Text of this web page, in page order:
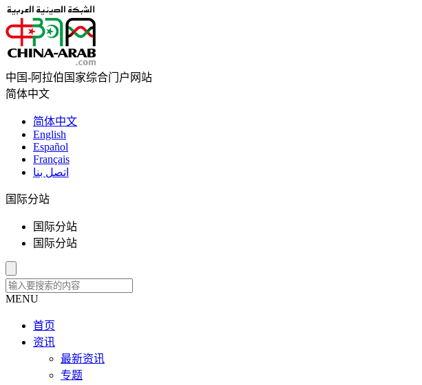
中国-阿拉伯国家综合门户网站
简体中文
简体中文
English
Español
Français
اتصل بنا
国际分站
国际分站
国际分站
MENU
首页
资讯
最新资讯
专题